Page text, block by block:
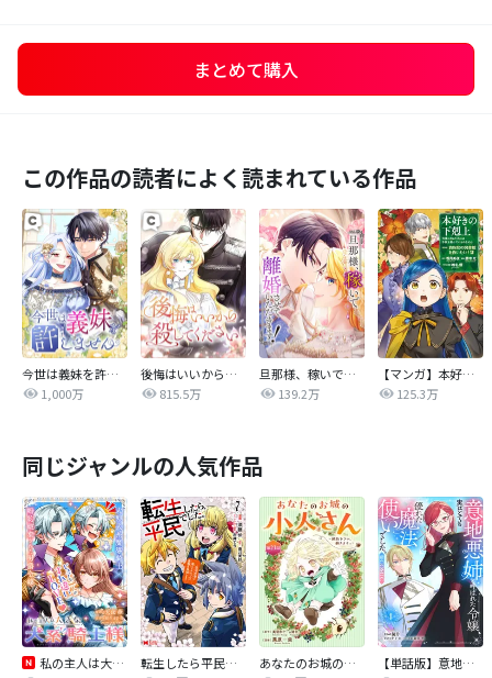
まとめて購入
この作品の読者によく読まれている作品
今世は義妹を許しません
1,000万
後悔はいいから殺してください
815.5万
旦那様、稼いで離婚させていただきます！
139.2万
【マンガ】本好きの下剋上 第四部
125.3万
同じジャンルの人気作品
私の主人は大きな犬系騎士様
転生したら平民でした。～生活水準に耐えられないので貴族を目指します～（コミック）
あなたのお城の小人さん ～御飯下さい、働きますっ～（コミック）【分冊版】
【単話版】意地悪姉と呼ばれた令嬢、実はとても優れた魔法使いでした。@COMIC